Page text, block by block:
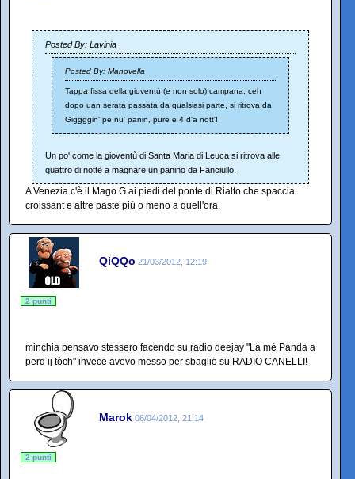
Posted By: Lavinia
Posted By: Manovella
Tappa fissa della gioventù (e non solo) campana, ceh
dopo uan serata passata da qualsiasi parte, si ritrova da
Giggggin' pe nu' panin, pure e 4 d'a nott'!
Un po' come la gioventù di Santa Maria di Leuca si ritrova alle
quattro di notte a magnare un panino da Fanciullo.
A Venezia c'è il Mago G ai piedi del ponte di Rialto che spaccia
croissant e altre paste più o meno a quell'ora.
QiQQo 21/03/2012, 12:19
2 punti
minchia pensavo stessero facendo su radio deejay "La mè Panda a
perd ij tòch" invece avevo messo per sbaglio su RADIO CANELLI!
Marok 06/04/2012, 21:14
2 punti